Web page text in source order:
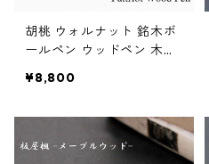
胡桃 ウォルナット 銘木ボ
ールペン ウッドペン 木の
プ SP15203
¥8,800